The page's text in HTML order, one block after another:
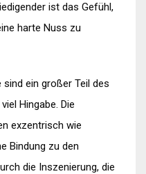
ist das Gefühl,
harte Nuss zu
ein großer Teil des
Hingabe. Die
exzentrisch wie
Bindung zu den
die Inszenierung, die